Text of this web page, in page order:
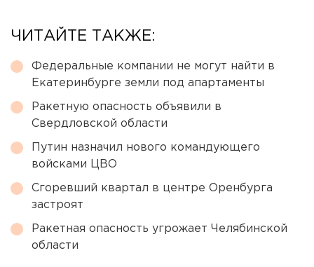
ЧИТАЙТЕ ТАКЖЕ:
Федеральные компании не могут найти в
Екатеринбурге земли под апартаменты
Ракетную опасность объявили в
Свердловской области
Путин назначил нового командующего
войсками ЦВО
Сгоревший квартал в центре Оренбурга
застроят
Ракетная опасность угрожает Челябинской
области